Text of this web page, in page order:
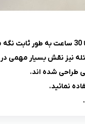
نقش بسیار مهمی در
طراحی شده اند.
نمائید.